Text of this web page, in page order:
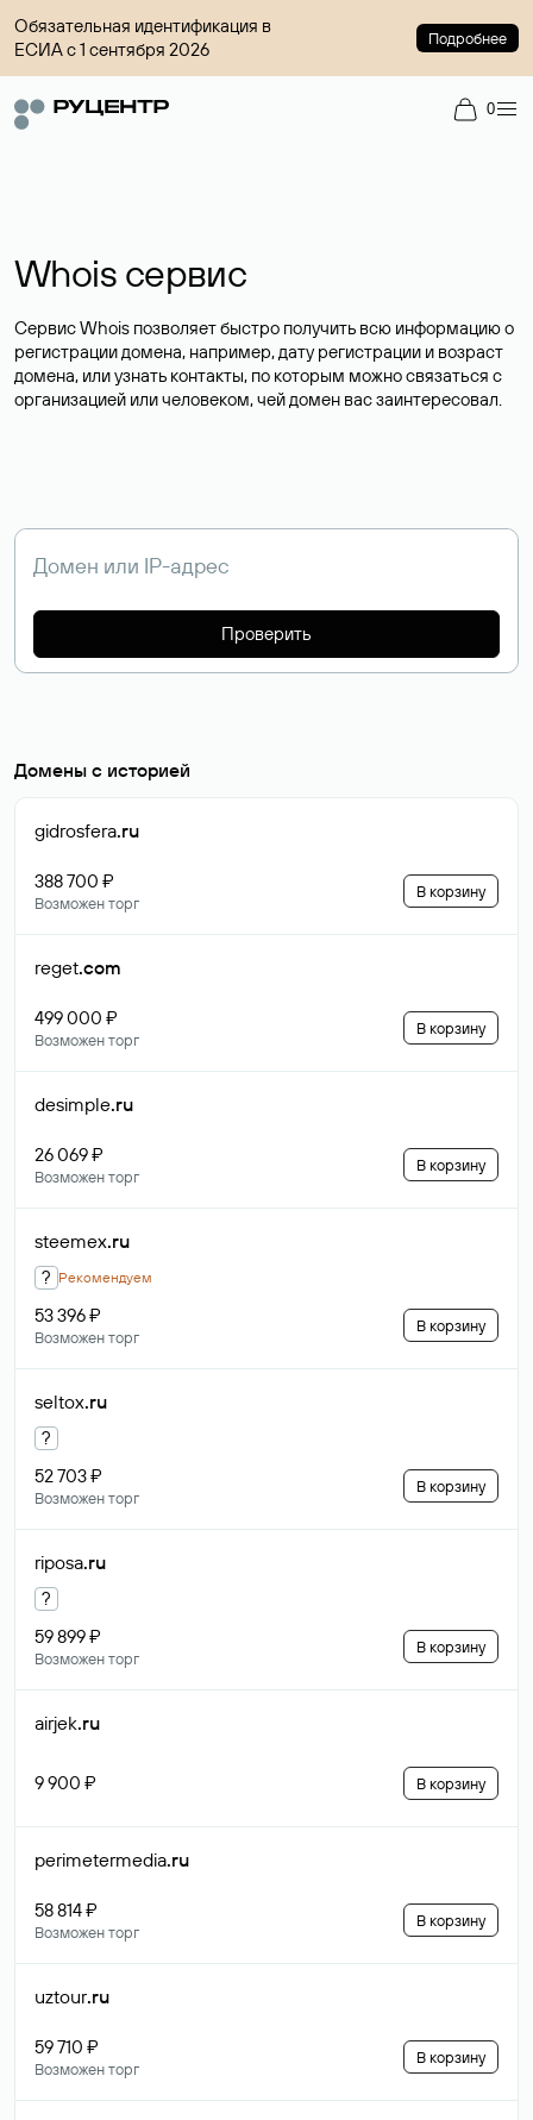
Обязательная идентификация в
ЕСИА с 1 сентября 2026
Подробнее
0
Whois сервис
Сервис Whois позволяет быстро получить всю информацию о
регистрации домена, например, дату регистрации и возраст
домена, или узнать контакты, по которым можно связаться с
организацией или человеком, чей домен вас заинтересовал.
Проверить
Домены с историей
gidrosfera.ru
388 700 ₽
Возможен торг
В корзину
reget.com
499 000 ₽
Возможен торг
В корзину
desimple.ru
26 069 ₽
Возможен торг
В корзину
steemex.ru
? Рекомендуем
53 396 ₽
Возможен торг
В корзину
seltox.ru
?
52 703 ₽
Возможен торг
В корзину
riposa.ru
?
59 899 ₽
Возможен торг
В корзину
airjek.ru
9 900 ₽ В корзину
perimetermedia.ru
58 814 ₽
Возможен торг
В корзину
uztour.ru
59 710 ₽
Возможен торг
В корзину